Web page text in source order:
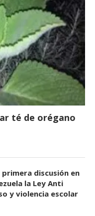
té de orégano
discusión en
la Ley Anti
y violencia escolar